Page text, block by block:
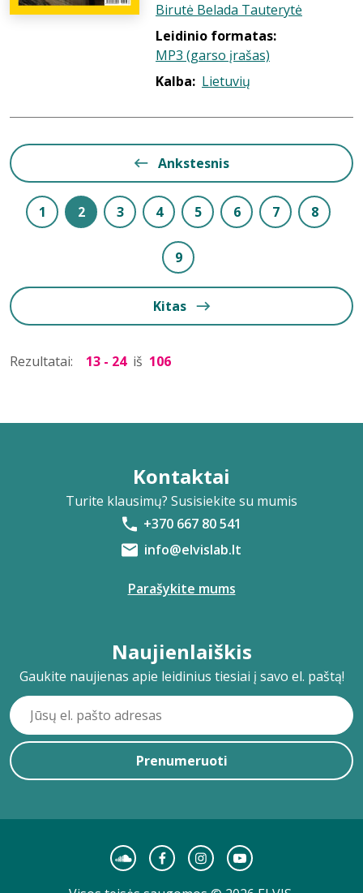
Birutė Belada Tauterytė
Leidinio formatas:
MP3 (garso įrašas)
Kalba: Lietuvių
Ankstesnis
1 2 3 4 5 6 7 8
9
Kitas
Rezultatai: 13 - 24 iš 106
Kontaktai
Turite klausimų? Susisiekite su mumis
+370 667 80 541
info@elvislab.lt
Parašykite mums
Naujienlaiškis
Gaukite naujienas apie leidinius tiesiai į savo el. paštą!
Prenumeruoti